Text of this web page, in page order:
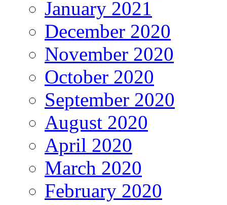
January 2021
December 2020
November 2020
October 2020
September 2020
August 2020
April 2020
March 2020
February 2020